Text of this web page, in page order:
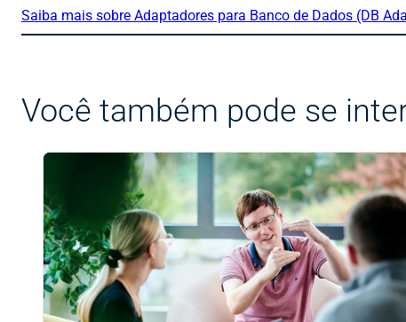
Saiba mais sobre Adaptadores para Banco de Dados (DB
Você também pode se